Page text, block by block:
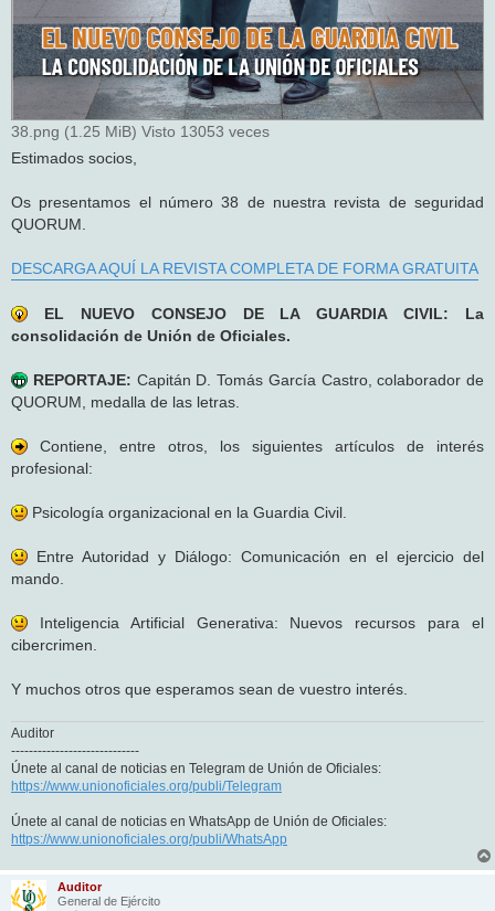
38.png (1.25 MiB) Visto 13053 veces
Estimados socios,
Os presentamos el número 38 de nuestra revista de seguridad
QUORUM.
DESCARGA AQUÍ LA REVISTA COMPLETA DE FORMA GRATUITA
EL NUEVO CONSEJO DE LA GUARDIA CIVIL: La
consolidación de Unión de Oficiales.
REPORTAJE: Capitán D. Tomás García Castro, colaborador de
QUORUM, medalla de las letras.
Contiene, entre otros, los siguientes artículos de interés
profesional:
Psicología organizacional en la Guardia Civil.
Entre Autoridad y Diálogo: Comunicación en el ejercicio del
mando.
Inteligencia Artificial Generativa: Nuevos recursos para el
cibercrimen.
Y muchos otros que esperamos sean de vuestro interés.
Auditor
-----------------------------
Únete al canal de noticias en Telegram de Unión de Oficiales:
https://www.unionoficiales.org/publi/Telegram
Únete al canal de noticias en WhatsApp de Unión de Oficiales:
https://www.unionoficiales.org/publi/WhatsApp
Auditor
General de Ejército